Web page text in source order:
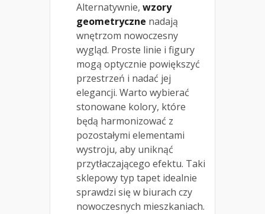
Alternatywnie, wzory
geometryczne nadają
wnętrzom nowoczesny
wygląd. Proste linie i figury
mogą optycznie powiększyć
przestrzeń i nadać jej
elegancji. Warto wybierać
stonowane kolory, które
będą harmonizować z
pozostałymi elementami
wystroju, aby uniknąć
przytłaczającego efektu. Taki
sklepowy typ tapet idealnie
sprawdzi się w biurach czy
nowoczesnych mieszkaniach.